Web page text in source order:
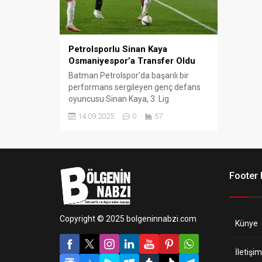
Petrolsporlu Sinan Kaya
Osmaniyespor’a Transfer Oldu
Batman Petrolspor’da başarılı bir
performans sergileyen genç defans
oyuncusu Sinan Kaya, 3. Lig
sözleşme imzaladı.
14.09.2025 0 57
Copyright © 2025 bolgeninnabzi.com
Footer
Künye
İletişim